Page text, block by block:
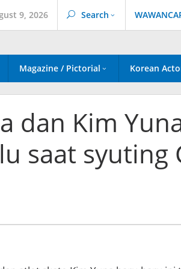
9, 2026 Search
Magazine / Pictorial Korean
dan Kim
saat syuting